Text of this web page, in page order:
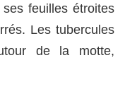
feuilles étroites
Les tubercules
de la motte,